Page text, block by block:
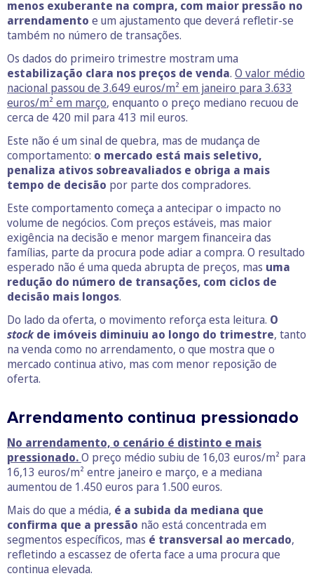
menos exuberante na compra, com maior pressão no
arrendamento e um ajustamento que deverá refletir-se
também no número de transações.
Os dados do primeiro trimestre mostram uma
estabilização clara nos preços de venda. O valor médio
nacional passou de 3.649 euros/m² em janeiro para 3.633
euros/m² em março, enquanto o preço mediano recuou de
cerca de 420 mil para 413 mil euros.
Este não é um sinal de quebra, mas de mudança de
comportamento: o mercado está mais seletivo,
penaliza ativos sobreavaliados e obriga a mais
tempo de decisão por parte dos compradores.
Este comportamento começa a antecipar o impacto no
volume de negócios. Com preços estáveis, mas maior
exigência na decisão e menor margem financeira das
famílias, parte da procura pode adiar a compra. O resultado
esperado não é uma queda abrupta de preços, mas uma
redução do número de transações, com ciclos de
decisão mais longos.
Do lado da oferta, o movimento reforça esta leitura. O
stockde imóveis diminuiu ao longo do trimestre, tanto
na venda como no arrendamento, o que mostra que o
mercado continua ativo, mas com menor reposição de
oferta.
Arrendamento continua pressionado
No arrendamento, o cenário é distinto e mais
pressionado.O preço médio subiu de 16,03 euros/m² para
16,13 euros/m² entre janeiro e março, e a mediana
aumentou de 1.450 euros para 1.500 euros.
Mais do que a média, é a subida da mediana que
confirma que a pressão não está concentrada em
segmentos específicos, mas é transversal ao mercado,
refletindo a escassez de oferta face a uma procura que
continua elevada.